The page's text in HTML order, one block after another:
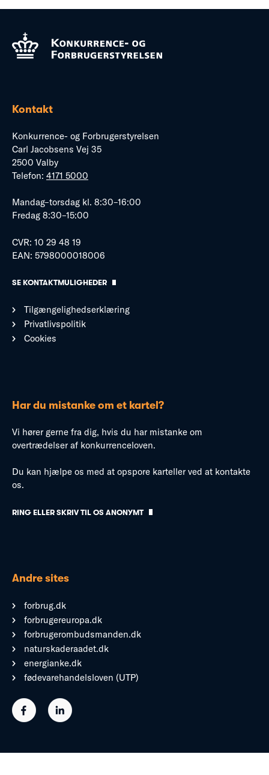
Kontakt
Konkurrence- og Forbrugerstyrelsen
Carl Jacobsens Vej 35
2500 Valby
Telefon: 4171 5000
Mandag–torsdag kl. 8:30–16:00
Fredag 8:30–15:00
CVR: 10 29 48 19
EAN: 5798000018006
SE KONTAKTMULIGHEDER
Tilgængelighedserklæring
Privatlivspolitik
Cookies
Har du mistanke om et kartel?
Vi hører gerne fra dig, hvis du har mistanke om
overtrædelser af konkurrenceloven.
Du kan hjælpe os med at opspore karteller ved at kontakte
os.
RING ELLER SKRIV TIL OS ANONYMT
Andre sites
forbrug.dk
forbrugereuropa.dk
forbrugerombudsmanden.dk
naturskaderaadet.dk
energianke.dk
fødevarehandelsloven (UTP)